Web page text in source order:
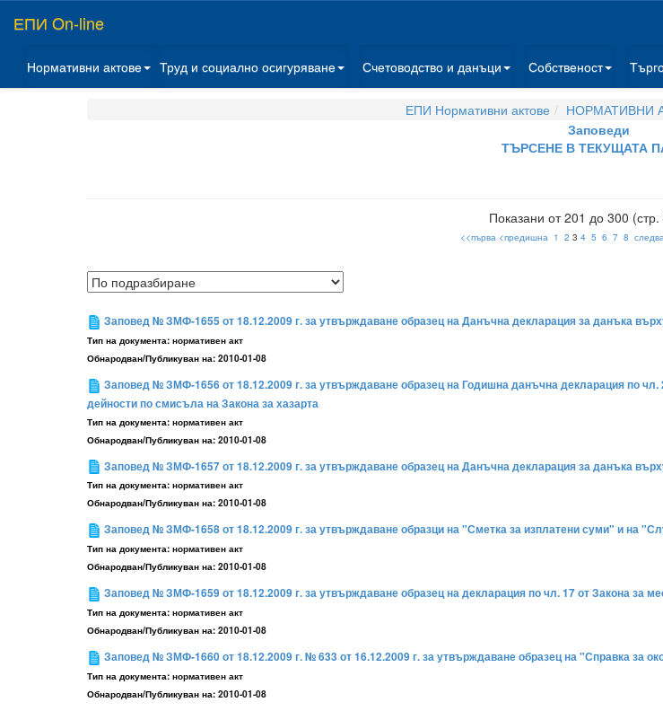
ЕПИ On-line
Нормативни актове Труд и социално осигуряване Счетоводство и данъци Собственост
ЕПИ Нормативни актове
НОРМАТИВНИ
Заповеди
ТЪРСЕНЕ В ТЕКУЩАТА
Показани от 201 до 300 (стр.
<<първа <предишна 1 2 3 4 5 6 7 8
Заповед № ЗМФ-1655 от 18.12.2009 г. за утвърждаване образец на Данъчна декларация за данъка
Тип на документа: нормативен акт
Обнародван/Публикуван на: 2010-01-08
Заповед № ЗМФ-1656 от 18.12.2009 г. за утвърждаване образец на Годишна данъчна декларация по
дейности по смисъла на Закона за хазарта
Тип на документа: нормативен акт
Обнародван/Публикуван на: 2010-01-08
Заповед № ЗМФ-1657 от 18.12.2009 г. за утвърждаване образец на Данъчна декларация за данъка
Тип на документа: нормативен акт
Обнародван/Публикуван на: 2010-01-08
Заповед № ЗМФ-1658 от 18.12.2009 г. за утвърждаване образци на "Сметка за изплатени суми" и на
Тип на документа: нормативен акт
Обнародван/Публикуван на: 2010-01-08
Заповед № ЗМФ-1659 от 18.12.2009 г. за утвърждаване образец на декларация по чл. 17 от Закона за
Тип на документа: нормативен акт
Обнародван/Публикуван на: 2010-01-08
Заповед № ЗМФ-1660 от 18.12.2009 г. № 633 от 16.12.2009 г. за утвърждаване образец на "Справка за
Тип на документа: нормативен акт
Обнародван/Публикуван на: 2010-01-08